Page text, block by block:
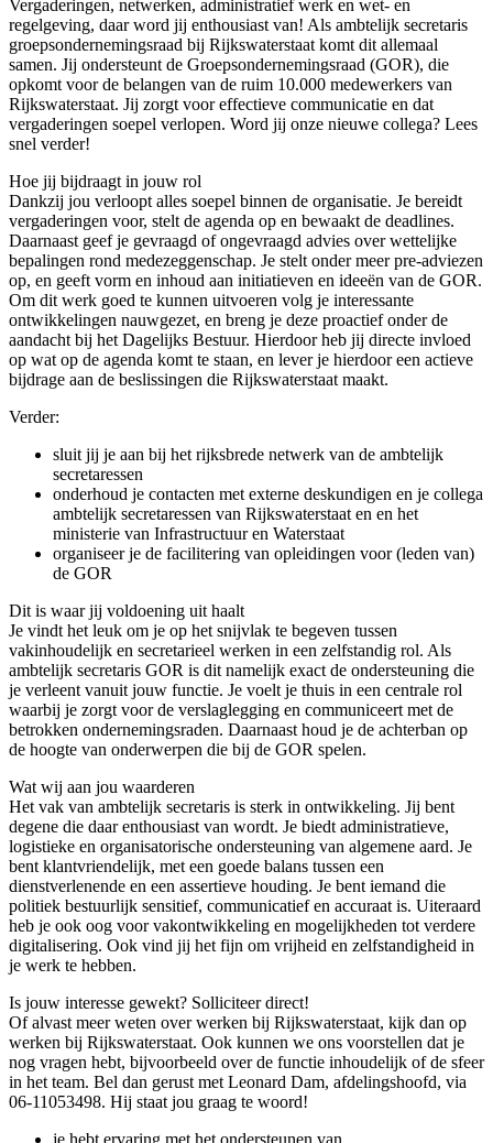
Vergaderingen, netwerken, administratief werk en wet- en
regelgeving, daar word jij enthousiast van! Als ambtelijk secretaris
groepsondernemingsraad bij Rijkswaterstaat komt dit allemaal
samen. Jij ondersteunt de Groepsondernemingsraad (GOR), die
opkomt voor de belangen van de ruim 10.000 medewerkers van
Rijkswaterstaat. Jij zorgt voor effectieve communicatie en dat
vergaderingen soepel verlopen. Word jij onze nieuwe collega? Lees
snel verder!
Hoe jij bijdraagt in jouw rol
Dankzij jou verloopt alles soepel binnen de organisatie. Je bereidt
vergaderingen voor, stelt de agenda op en bewaakt de deadlines.
Daarnaast geef je gevraagd of ongevraagd advies over wettelijke
bepalingen rond medezeggenschap. Je stelt onder meer pre-adviezen
op, en geeft vorm en inhoud aan initiatieven en ideeën van de GOR.
Om dit werk goed te kunnen uitvoeren volg je interessante
ontwikkelingen nauwgezet, en breng je deze proactief onder de
aandacht bij het Dagelijks Bestuur. Hierdoor heb jij directe invloed
op wat op de agenda komt te staan, en lever je hierdoor een actieve
bijdrage aan de beslissingen die Rijkswaterstaat maakt.
Verder:
sluit jij je aan bij het rijksbrede netwerk van de ambtelijk
secretaressen
onderhoud je contacten met externe deskundigen en je collega
ambtelijk secretaressen van Rijkswaterstaat en en het
ministerie van Infrastructuur en Waterstaat
organiseer je de facilitering van opleidingen voor (leden van)
de GOR
Dit is waar jij voldoening uit haalt
Je vindt het leuk om je op het snijvlak te begeven tussen
vakinhoudelijk en secretarieel werken in een zelfstandig rol. Als
ambtelijk secretaris GOR is dit namelijk exact de ondersteuning die
je verleent vanuit jouw functie. Je voelt je thuis in een centrale rol
waarbij je zorgt voor de verslaglegging en communiceert met de
betrokken ondernemingsraden. Daarnaast houd je de achterban op
de hoogte van onderwerpen die bij de GOR spelen.
Wat wij aan jou waarderen
Het vak van ambtelijk secretaris is sterk in ontwikkeling. Jij bent
degene die daar enthousiast van wordt. Je biedt administratieve,
logistieke en organisatorische ondersteuning van algemene aard. Je
bent klantvriendelijk, met een goede balans tussen een
dienstverlenende en een assertieve houding. Je bent iemand die
politiek bestuurlijk sensitief, communicatief en accuraat is. Uiteraard
heb je ook oog voor vakontwikkeling en mogelijkheden tot verdere
digitalisering. Ook vind jij het fijn om vrijheid en zelfstandigheid in
je werk te hebben.
Is jouw interesse gewekt? Solliciteer direct!
Of alvast meer weten over werken bij Rijkswaterstaat, kijk dan op
werken bij Rijkswaterstaat. Ook kunnen we ons voorstellen dat je
nog vragen hebt, bijvoorbeeld over de functie inhoudelijk of de sfeer
in het team. Bel dan gerust met Leonard Dam, afdelingshoofd, via
06-11053498. Hij staat jou graag te woord!
je hebt ervaring met het ondersteunen van